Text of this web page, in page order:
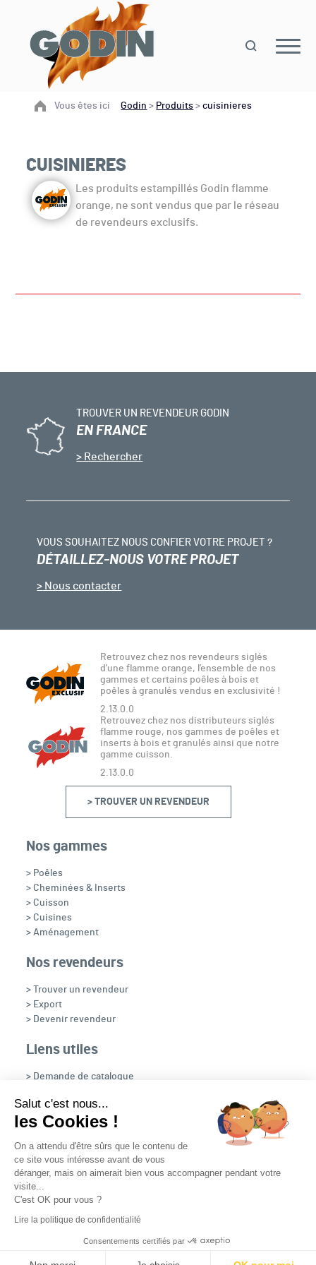
Vous êtes ici Godin > Produits >cuisinieres
CUISINIERES
Les produits estampillés Godin flamme
orange, ne sont vendus que par le réseau
de revendeurs exclusifs.
TROUVER UN REVENDEUR GODIN
EN FRANCE
Rechercher
VOUS SOUHAITEZ NOUS CONFIER VOTRE PROJET ?
DÉTAILLEZ-NOUS VOTRE PROJET
Nous contacter
Retrouvez chez nos revendeurs siglés
d’une flamme orange, l’ensemble de nos
gammes et certains poêles à bois et
poêles à granulés vendus en exclusivité !
2.13.0.0
Retrouvez chez nos distributeurs siglés
flamme rouge, nos gammes de poêles et
inserts à bois et granulés ainsi que notre
gamme cuisson.
2.13.0.0
> TROUVER UN REVENDEUR
Nos gammes
> Poêles
> Cheminées & Inserts
> Cuisson
> Cuisines
> Aménagement
Nos revendeurs
> Trouver un revendeur
> Export
> Devenir revendeur
Liens utiles
> Demande de catalogue
> OpenFire
Nous suivre
Plan du site Contact
Mediapilote
Salut c'est nous...
les Cookies !
On a attendu d'être sûrs que le contenu de
ce site vous intéresse avant de vous
déranger, mais on aimerait bien vous accompagner pendant votre
visite...
C'est OK pour vous ?
Lire la politique de confidentialité
Consentements certifiés par